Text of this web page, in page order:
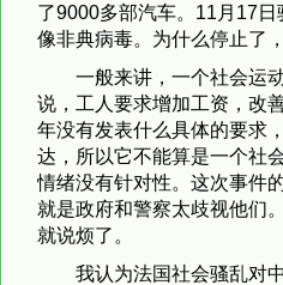
了9000多部汽车。 11月17日
像非典病毒。为什么停止了
一般来讲，一个社会运
说，工人要求增加工资，改
年没有发表什么具体的要求
达，所以它不能算是一个社
情绪没有针对性。这次事件
就是政府和警察太歧视他们
就说烦了。
我认为法国社会骚乱对